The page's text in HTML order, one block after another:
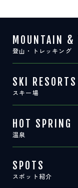
MOUNTAIN &
登山・トレッキング
SKI RESORTS
スキー場
HOT SPRING
温泉
SPOTS
スポット紹介